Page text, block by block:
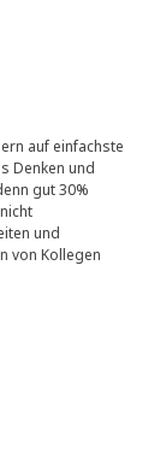
auf einfachste
Denken und
gut 30%
und
von Kollegen